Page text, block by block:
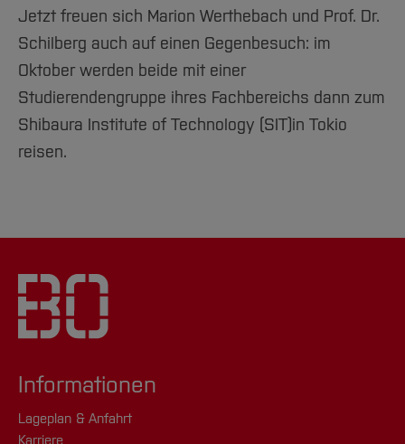
Jetzt freuen sich Marion Werthebach und Prof. Dr.
Schilberg auch auf einen Gegenbesuch: im
Oktober werden beide mit einer
Studierendengruppe ihres Fachbereichs dann zum
Shibaura Institute of Technology (SIT)in Tokio
reisen.
Informationen
Lageplan & Anfahrt
Karriere